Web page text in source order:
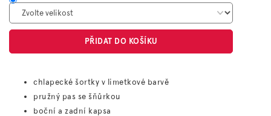
PŘIDAT DO KOŠÍKU
chlapecké šortky v limetkové barvě
pružný pas se šňůrkou
boční a zadní kapsa